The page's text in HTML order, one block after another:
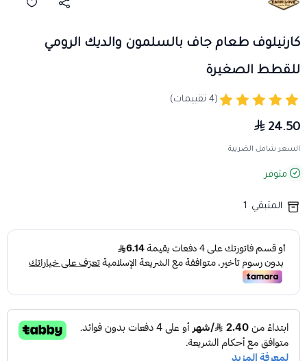
كارنيلوف طعام جاف بالسلمون والديك الرومي
للقطط الصغيرة
(4 تقييمات)
24.50
السعر شامل الضريبة
متوفر
المتبقي 1